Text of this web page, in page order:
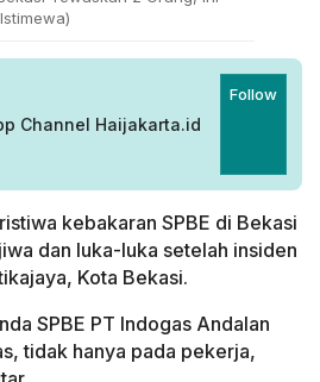
Channel Haijakarta.id
Follow
kebakaran SPBE di Bekasi
dan luka-luka setelah insiden
Kota Bekasi.
SPBE PT Indogas Andalan
tidak hanya pada pekerja,